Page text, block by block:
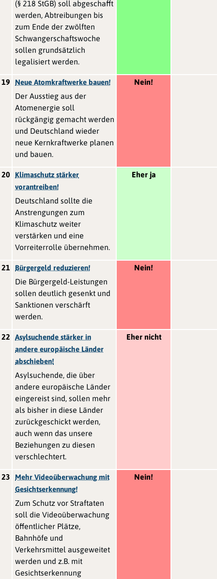
(§ 218 StGB) soll abgeschafft
werden, Abtreibungen bis
zum Ende der zwölften
Schwangerschaftswoche
sollen grundsätzlich
legalisiert werden.
19 Neue Atomkraftwerke bauen!
Der Ausstieg aus der
Atomenergie soll
rückgängig gemacht werden
und Deutschland wieder
neue Kernkraftwerke planen
und bauen.
Nein!
20
Klimaschutz stärker
vorantreiben!
Deutschland sollte die
Anstrengungen zum
Klimaschutz weiter
verstärken und eine
Vorreiterrolle übernehmen.
Eher ja
21 Bürgergeld reduzieren!
Die Bürgergeld-Leistungen
sollen deutlich gesenkt und
Sanktionen verschärft
werden.
Nein!
22
Asylsuchende stärker in
andere europäische Länder
abschieben!
Asylsuchende, die über
andere europäische Länder
eingereist sind, sollen mehr
als bisher in diese Länder
zurückgeschickt werden,
auch wenn das unsere
Beziehungen zu diesen
verschlechtert.
Eher nicht
23
Mehr Videoüberwachung mit
Gesichtserkennung!
Zum Schutz vor Straftaten
soll die Videoüberwachung
öffentlicher Plätze,
Bahnhöfe und
Verkehrsmittel ausgeweitet
werden und z.B. mit
Gesichtserkennung
Nein!